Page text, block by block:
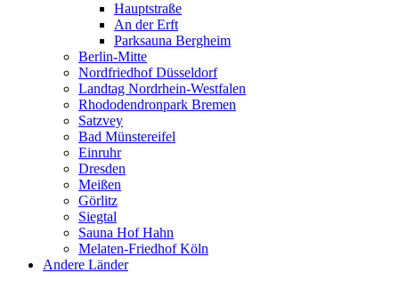
Hauptstraße
An der Erft
Parksauna Bergheim
Berlin-Mitte
Nordfriedhof Düsseldorf
Landtag Nordrhein-Westfalen
Rhododendronpark Bremen
Satzvey
Bad Münstereifel
Einruhr
Dresden
Meißen
Görlitz
Siegtal
Sauna Hof Hahn
Melaten-Friedhof Köln
Andere Länder